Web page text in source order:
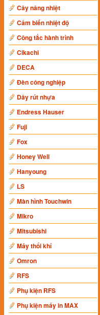
Cây nâng nhiệt
Cảm biến nhiệt độ
Công tắc hành trình
Cikachi
DECA
Đèn công nghiệp
Dây rút nhựa
Endress Hauser
Fuji
Fox
Honey Well
Hanyoung
LS
Màn hình Touchwin
Mikro
Mitsubishi
Máy thổi khí
Omron
RFS
Phụ kiện RFS
Phụ kiện máy in MAX